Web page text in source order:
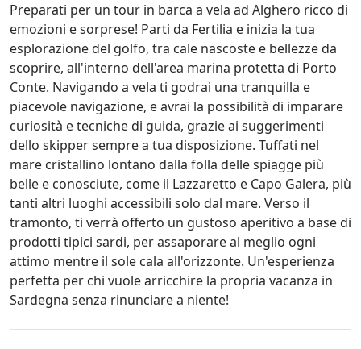
Preparati per un tour in barca a vela ad Alghero ricco di
emozioni e sorprese! Parti da Fertilia e inizia la tua
esplorazione del golfo, tra cale nascoste e bellezze da
scoprire, all'interno dell'area marina protetta di Porto
Conte. Navigando a vela ti godrai una tranquilla e
piacevole navigazione, e avrai la possibilità di imparare
curiosità e tecniche di guida, grazie ai suggerimenti
dello skipper sempre a tua disposizione. Tuffati nel
mare cristallino lontano dalla folla delle spiagge più
belle e conosciute, come il Lazzaretto e Capo Galera, più
tanti altri luoghi accessibili solo dal mare. Verso il
tramonto, ti verrà offerto un gustoso aperitivo a base di
prodotti tipici sardi, per assaporare al meglio ogni
attimo mentre il sole cala all'orizzonte. Un'esperienza
perfetta per chi vuole arricchire la propria vacanza in
Sardegna senza rinunciare a niente!